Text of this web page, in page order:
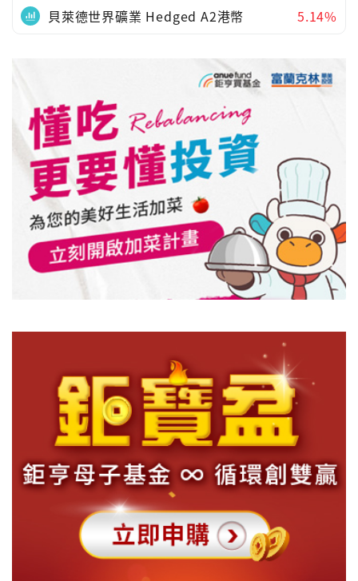
貝萊德世界礦業 Hedged A2港幣
5.14%